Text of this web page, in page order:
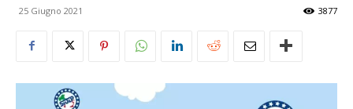
25 Giugno 2021 3877